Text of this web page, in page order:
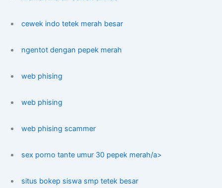
cewek indo tetek merah besar
ngentot dengan pepek merah
web phising
web phising
web phising scammer
sex porno tante umur 30 pepek merah/a>
situs bokep siswa smp tetek besar